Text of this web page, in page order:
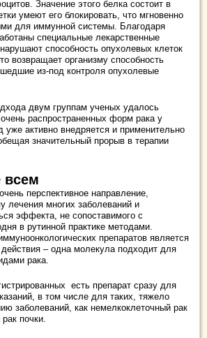
Значение этого белка состоит в
умеют его блокировать, что мгновенно
для иммунной системы. Благодаря
специальные лекарственные
способность опухолевых клеток
возвращает организму способность
из-под контроля опухолевые
двум группам ученых удалось
распространенных форм рака у
активно внедряется и применительно
значительный прорыв в терапии
всем
перспективное направление,
лечения многих заболеваний и
эффекта, не сопоставимого с
в рутинной практике методами.
препаратов является
– одна молекула подходит для
рака.
есть препарат сразу для
в том числе для таких, тяжело
заболеваний, как немелкоклеточный рак
почки.